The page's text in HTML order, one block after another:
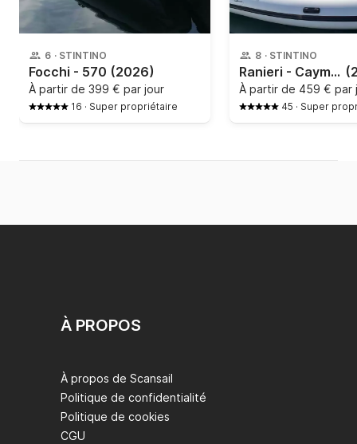
6 · STINTINO
Focchi - 570 (2026)
À partir de 399 € par jour
16 · Super propriétaire
8 · STINTINO
Ranieri - Cayman 19 Sport Red STINTINO
À partir de 459 € par
45 · Super
À PROPOS
À propos de Scansail
Politique de confidentialité
Politique de cookies
CGU